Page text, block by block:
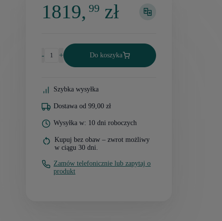
1819,99 zł
- + Do koszyka
Szybka wysyłka
Dostawa od 99,00 zł
Wysyłka w: 10 dni roboczych
Kupuj bez obaw – zwrot możliwy
w ciągu 30 dni.
Zamów telefonicznie lub zapytaj o
produkt